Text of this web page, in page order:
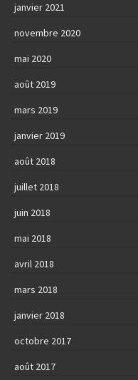
janvier 2021
novembre 2020
mai 2020
août 2019
mars 2019
janvier 2019
août 2018
juillet 2018
juin 2018
mai 2018
avril 2018
mars 2018
janvier 2018
octobre 2017
août 2017